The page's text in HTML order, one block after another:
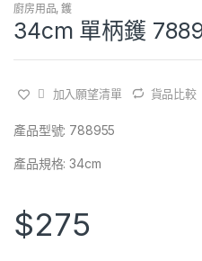
廚房用品,鑊
34cm 單柄鑊
加入願望清單 貨品比較
產品型號: 788955
產品規格: 34cm
$275